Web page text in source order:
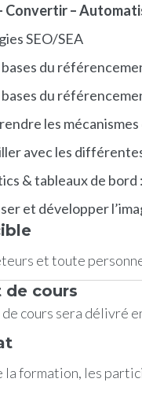
–
SEO/SEA
bases du
bases du
les
avec les
& tableaux de bord
et développer
et toute
de cours
cours sera délivré
la formation, les